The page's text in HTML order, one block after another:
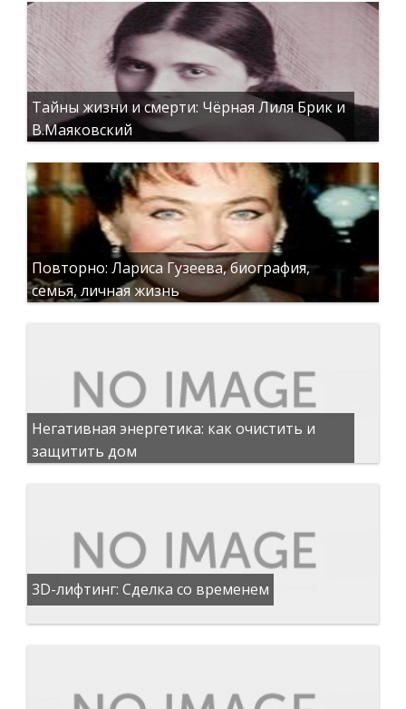
Тайны жизни и смерти: Чёрная Лиля Брик и
В.Маяковский
Повторно: Лариса Гузеева, биография,
семья, личная жизнь
Негативная энергетика: как очистить и
защитить дом
3D-лифтинг: Сделка со временем